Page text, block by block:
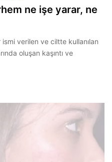
ne işe yarar, ne
verilen ve ciltte kullanılan
oluşan kaşıntı ve